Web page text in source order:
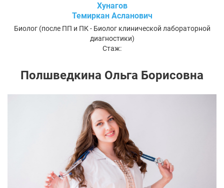
Хунагов
Темиркан Асланович
Биолог (после ПП и ПК - Биолог клинической лабораторной
диагностики)
Стаж:
Полшведкина Ольга Борисовна